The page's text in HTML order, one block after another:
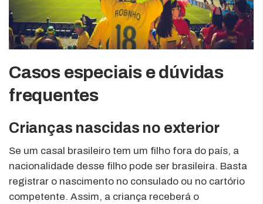
Casos especiais e dúvidas
frequentes
Crianças nascidas no exterior
Se um casal brasileiro tem um filho fora do país, a
nacionalidade desse filho pode ser brasileira. Basta
registrar o nascimento no consulado ou no cartório
competente. Assim, a criança receberá o